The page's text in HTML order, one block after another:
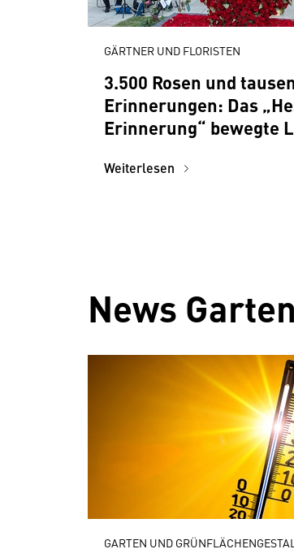
GÄRTNER UND FLORISTEN
3.500 Rosen und
Erinnerungen: Das
Erinnerung“ bewegte
Weiterlesen
News
GARTEN UND